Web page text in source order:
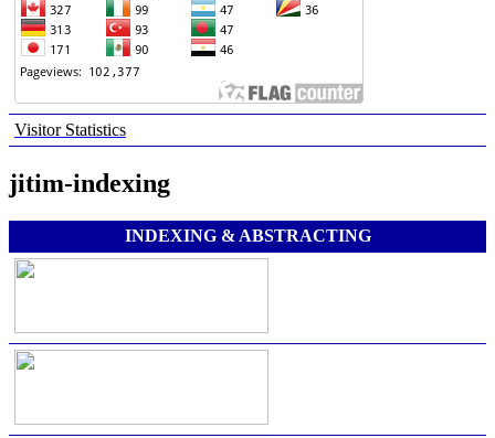
Visitor Statistics
jitim-indexing
INDEXING & ABSTRACTING